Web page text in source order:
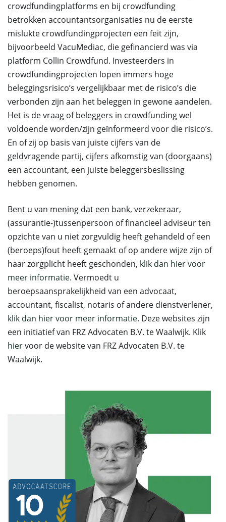
crowdfundingplatforms en bij crowdfunding
betrokken accountantsorganisaties nu de eerste
mislukte crowdfundingprojecten een feit zijn,
bijvoorbeeld VacuMediac, die gefinancierd was via
platform Collin Crowdfund. Investeerders in
crowdfundingprojecten lopen immers hoge
beleggingsrisico’s vergelijkbaar met de risico’s die
verbonden zijn aan het beleggen in gewone aandelen.
Het is de vraag of beleggers in crowdfunding wel
voldoende worden/zijn geïnformeerd voor die risico’s.
En of zij op basis van juiste cijfers van de
geldvragende partij, cijfers afkomstig van (doorgaans)
een accountant, een juiste beleggersbeslissing
hebben genomen.
Bent u van mening dat een bank, verzekeraar,
(assurantie-)tussenpersoon of financieel adviseur ten
opzichte van u niet zorgvuldig heeft gehandeld of een
(beroeps)fout heeft gemaakt of op andere wijze zijn of
haar zorgplicht heeft geschonden, klik dan hier voor
meer informatie. Vermoedt u
beroepsaansprakelijkheid van een advocaat,
accountant, fiscalist, notaris of andere dienstverlener,
klik dan hier voor meer informatie. Deze websites zijn
een initiatief van FRZ Advocaten B.V. te Waalwijk. Klik
hiervoor de website van FRZ Advocaten B.V. te
Waalwijk.